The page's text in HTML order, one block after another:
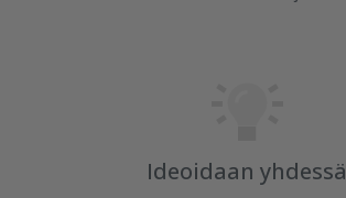
Ideoidaan yhdessä